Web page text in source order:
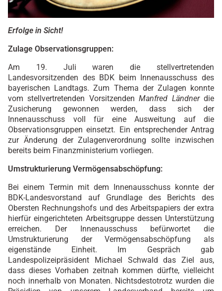
Erfolge in Sicht!
Zulage Observationsgruppen:
Am 19. Juli waren die stellvertretenden
Landesvorsitzenden des BDK beim Innenausschuss des
bayerischen Landtags. Zum Thema der Zulagen konnte
vom stellvertretenden VorsitzendenManfred Ländnerdie
Zusicherung gewonnen werden, dass sich der
Innenausschuss voll für eine Ausweitung auf die
Observationsgruppen einsetzt. Ein entsprechender Antrag
zur Änderung der Zulagenverordnung sollte inzwischen
bereits beim Finanzministerium vorliegen.
Umstrukturierung Vermögensabschöpfung:
Bei einem Termin mit dem Innenausschuss konnte der
BDK-Landesvorstand auf Grundlage des Berichts des
Obersten Rechnungshofs und des Arbeitspapiers der extra
hierfür eingerichteten Arbeitsgruppe dessen Unterstützung
erreichen. Der Innenausschuss befürwortet die
Umstrukturierung der Vermögensabschöpfung als
eigenstände Einheit. Im Gespräch gab
Landespolizeipräsident Michael Schwald das Ziel aus,
dass dieses Vorhaben zeitnah kommen dürfte, vielleicht
noch innerhalb von Monaten. Nichtsdestotrotz wurden die